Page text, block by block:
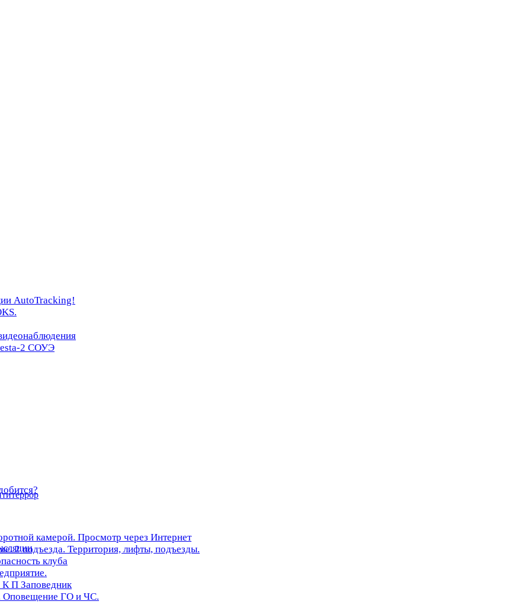
AutoTracking!
2 СОУЭ
камерой. Просмотр через Интернет
2 подъезда. Территория, лифты, подъезды.
клуба
П Заповедник
Оповещение ГО и ЧС.